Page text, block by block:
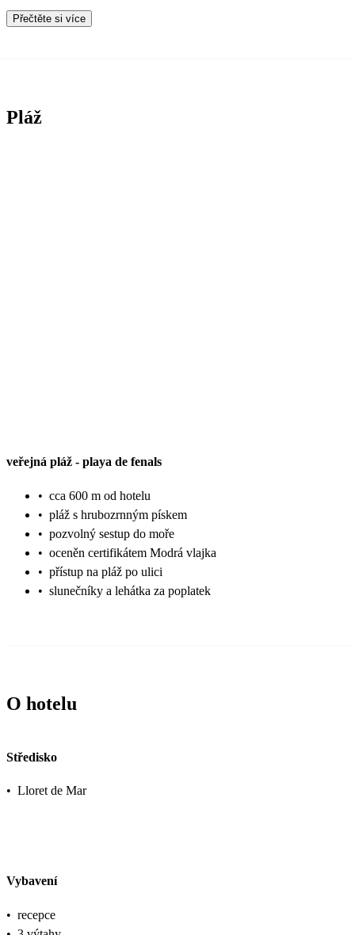
Přečtěte si více
Pláž
veřejná pláž - playa de fenals
• cca 600 m od hotelu
• pláž s hrubozrnným pískem
• pozvolný sestup do moře
• oceněn certifikátem Modrá vlajka
• přístup na pláž po ulici
• slunečníky a lehátka za poplatek
O hotelu
Středisko
• Lloret de Mar
Vybavení
• recepce